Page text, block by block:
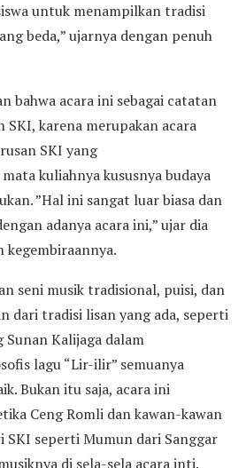
untuk menampilkan tradisi
beda,” ujarnya dengan penuh
bahwa acara ini sebagai catatan
SKI, karena merupakan acara
SKI yang
kuliahnya kususnya budaya
”Hal ini sangat luar biasa dan
adanya acara ini,” ujar dia
kegembiraannya.
seni musik tradisional, puisi, dan
dari tradisi lisan yang ada, seperti
Kalijaga dalam
lagu “Lir-ilir” semuanya
Bukan itu saja, acara ini
Ceng Romli dan kawan-kawan
SKI seperti Mumun dari Sanggar
di sela-sela acara inti.